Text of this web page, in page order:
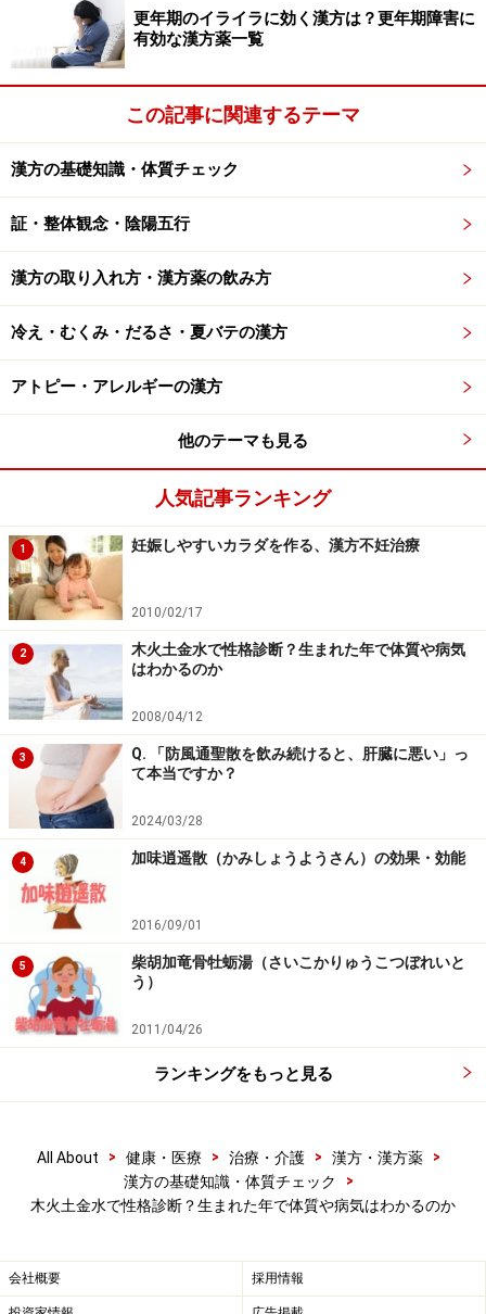
ちなみに、生まれ年だけでなく、生まれた日時まで調べ
ると、さらに詳しい情報が得られます。ここでは五行に
基づいた基本的な素質についてふれます。
三碧木星、四緑木星のひとは⇒
一白水星の性格やトラブルの傾向
水は自由自在に形をかえて、どこへでも動くことが出来
対応でき、どんな場所にでもすぐ溶け込むことが出来
る、柔軟な性格な人が多いようです。
■起こりすい病気とトラブル
水をコントロールする機能がある「腎」。漢方で言うと
泌尿器系だけではなく、内分泌系にもトラブルが起こり
やすいとされます。寒くなる冬に体調が悪くなりがち
で、腰痛や耳鳴りにも注意が必要です。
これは本来備わっている五行の「水」性質であり、実際
は環境や遺伝、嗜好などを総合して判断するのがベスト
です。
■オススメ関連記事
冬太り・冬冷えは、食生活で改善できる？
腎を補う薬膳食材とアンチエイジングレシピ
5秒でわかる！ 顔色で体質チェック
二黒土星、五黄土星、八白土星の性格やト
豊かな土壌は大地を包み込む母のようですね。土星のひ
とはおしゃべりが好きで、人望に厚く、人懐っこいとこ
ることもあります。
更年期のイライラに効く漢方は？更年期障害に
有効な漢方薬一覧
この記事に関連するテーマ
漢方の基礎知識・体質チェック
証・整体観念・陰陽五行
漢方の取り入れ方・漢方薬の飲み方
冷え・むくみ・だるさ・夏バテの漢方
アトピー・アレルギーの漢方
他のテーマも見る
人気記事ランキング
1 妊娠しやすいカラダを作る、漢方不妊治療
2010/02/17
2
木火土金水で性格診断？生まれた年で体質や病気
はわかるのか
2008/04/12
3
Q. 「防風通聖散を飲み続けると、肝臓に悪い」っ
て本当ですか？
2024/03/28
4 加味逍遥散（かみしょうようさん）の効果・効能
2016/09/01
5
柴胡加竜骨牡蛎湯（さいこかりゅうこつぼれいと
う）
2011/04/26
ランキングをもっと見る
All About > 健康・医療 > 治療・介護 > 漢方・漢方薬
>
漢方の基礎知識・体質チェック
>
木火土金水で性格診断？生まれた年で体質や病気はわかるのか
会社概要 採用情報